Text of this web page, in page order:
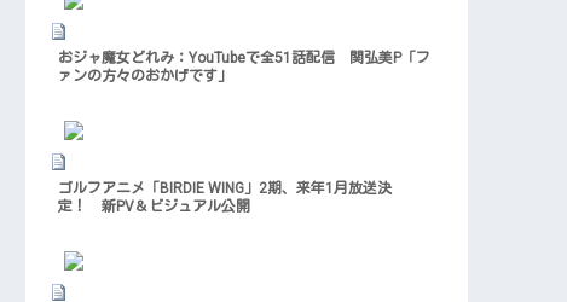
おジャ魔女どれみ：YouTubeで全51話配信 関弘美P「フ
ァンの方々のおかげです」
ゴルフアニメ「BIRDIE WING」2期、来年1月放送決
定！ 新PV＆ビジュアル公開